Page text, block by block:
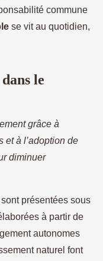
commune
se vit au quotidien,
le
grâce à
et à l’adoption de
diminuer
sont présentées sous
à partir de
autonomes
naturel font